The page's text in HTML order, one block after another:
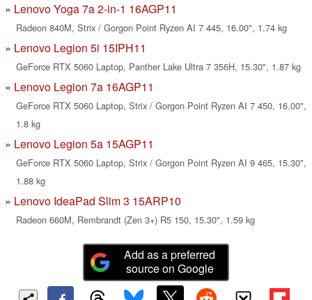
Lenovo Yoga 7a 2-in-1 16AGP11
Radeon 840M, Strix / Gorgon Point Ryzen AI 7 445, 16.00", 1.74 kg
Lenovo Legion 5i 15IPH11
GeForce RTX 5060 Laptop, Panther Lake Ultra 7 356H, 15.30", 1.87 kg
Lenovo Legion 7a 16AGP11
GeForce RTX 5060 Laptop, Strix / Gorgon Point Ryzen AI 7 450, 16.00",
1.8 kg
Lenovo Legion 5a 15AGP11
GeForce RTX 5060 Laptop, Strix / Gorgon Point Ryzen AI 9 465, 15.30",
1.88 kg
Lenovo IdeaPad Slim 3 15ARP10
Radeon 660M, Rembrandt (Zen 3+) R5 150, 15.30", 1.59 kg
Add as a preferred
source on Google